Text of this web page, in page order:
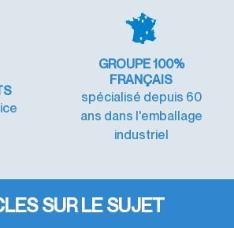
GROUPE 100%
FRANÇAIS
spécialisé depuis 60
ans dans l'emballage
industriel
SUR LE SUJET